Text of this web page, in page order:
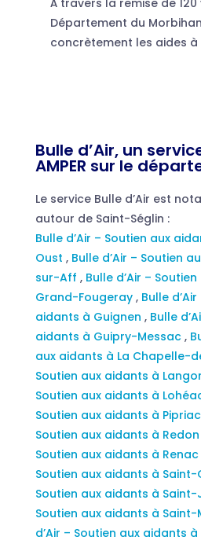
Département du
concrètement les aides à
Bulle d’Air, un
AMPER sur le
Le service Bulle d’Air est
autour de Saint-Séglin :
Bulle d’Air – Soutien aux
Oust , Bulle d’Air – Soutien
sur-Aff , Bulle d’Air –
Grand-Fougeray , Bulle
aidants à Guignen , Bulle
aidants à Guipry-Messac ,
aux aidants à La Chapelle-
Soutien aux aidants à
Soutien aux aidants à
Soutien aux aidants à Pipriac
Soutien aux aidants à Redon
Soutien aux aidants à Renac
Soutien aux aidants à
Soutien aux aidants à Saint-
Soutien aux aidants à
d’Air – Soutien aux aidants